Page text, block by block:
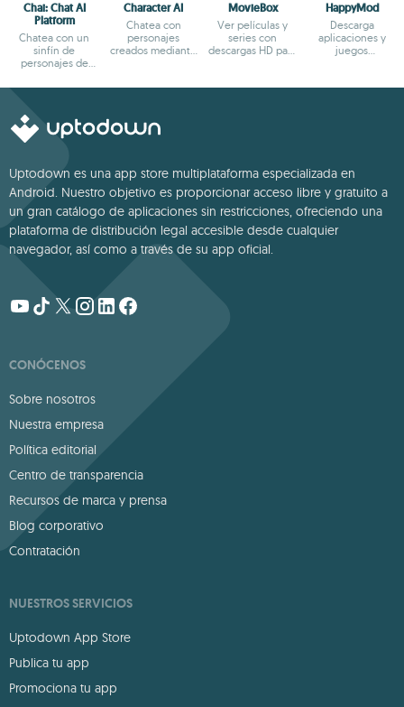
Chai: Chat AI
Platform
Chatea con un
sinfín de
personajes de
Character AI
Chatea con
personajes
creados mediante
MovieBox
Ver películas y
series con
descargas HD para
HappyMod
Descarga
aplicaciones y
juegos
Uptodown es una app store multiplataforma especializada en
Android. Nuestro objetivo es proporcionar acceso libre y gratuito a
un gran catálogo de aplicaciones sin restricciones, ofreciendo una
plataforma de distribución legal accesible desde cualquier
navegador, así como a través de su app oficial.
CONÓCENOS
Sobre nosotros
Nuestra empresa
Política editorial
Centro de transparencia
Recursos de marca y prensa
Blog corporativo
Contratación
NUESTROS SERVICIOS
Uptodown App Store
Publica tu app
Promociona tu app